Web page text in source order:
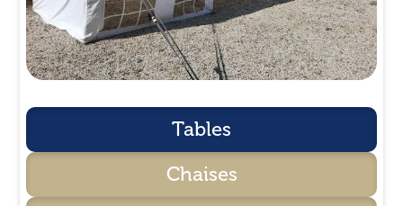
Tables
Chaises